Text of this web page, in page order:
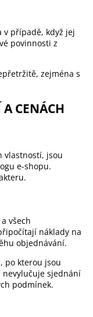
v případě, když jej
povinnosti z
zejména s
CENÁCH
vlastností, jsou
e-shopu.
a všech
náklady na
objednávání.
po kterou jsou
nevylučuje sjednání
podmínek.